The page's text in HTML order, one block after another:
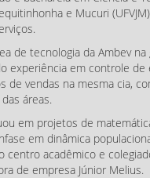
e Mucuri
de tecnologia da Ambev
experiência em controle
de vendas na mesma cia,
áreas.
em projetos de
em dinâmica
acadêmico e
de empresa Júnior Melius.